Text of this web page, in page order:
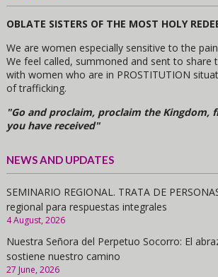
OBLATE SISTERS OF THE MOST HOLY
We are women especially sensitive to the
We feel called, summoned and sent to share
with women who are in PROSTITUTION
of trafficking.
"Go and proclaim, proclaim the Kingdom,
you have received"
NEWS AND UPDATES
SEMINARIO REGIONAL. TRATA DE
regional para respuestas integrales
4 August, 2026
Nuestra Señora del Perpetuo Socorro: El
sostiene nuestro camino
27 June, 2026